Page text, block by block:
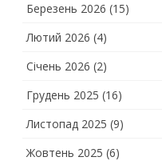
Березень 2026 (15)
Лютий 2026 (4)
Січень 2026 (2)
Грудень 2025 (16)
Листопад 2025 (9)
Жовтень 2025 (6)